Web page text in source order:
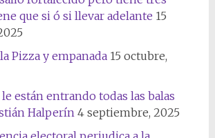
que si ó si llevar adelante 15
Pizza y empanada 15 octubre,
están entrando todas las balas
Halperín 4 septiembre, 2025